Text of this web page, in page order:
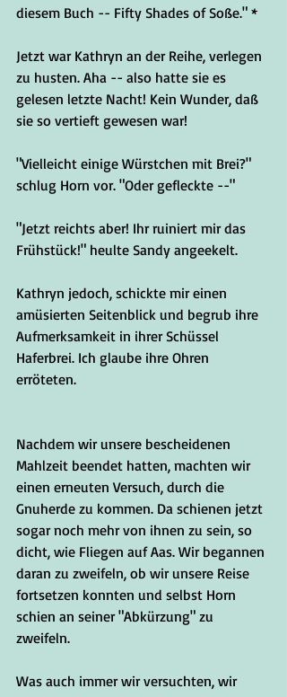
diesem Buch -- Fifty Shades of Soße." *
Jetzt war Kathryn an der Reihe, verlegen
zu husten. Aha -- also hatte sie es
gelesen letzte Nacht! Kein Wunder, daß
sie so vertieft gewesen war!
"Vielleicht einige Würstchen mit Brei?"
schlug Horn vor. "Oder gefleckte --"
"Jetzt reichts aber! Ihr ruiniert mir das
Frühstück!" heulte Sandy angeekelt.
Kathryn jedoch, schickte mir einen
amüsierten Seitenblick und begrub ihre
Aufmerksamkeit in ihrer Schüssel
Haferbrei. Ich glaube ihre Ohren
erröteten.
Nachdem wir unsere bescheidenen
Mahlzeit beendet hatten, machten wir
einen erneuten Versuch, durch die
Gnuherde zu kommen. Da schienen jetzt
sogar noch mehr von ihnen zu sein, so
dicht, wie Fliegen auf Aas. Wir begannen
daran zu zweifeln, ob wir unsere Reise
fortsetzen konnten und selbst Horn
schien an seiner "Abkürzung" zu
zweifeln.
Was auch immer wir versuchten, wir